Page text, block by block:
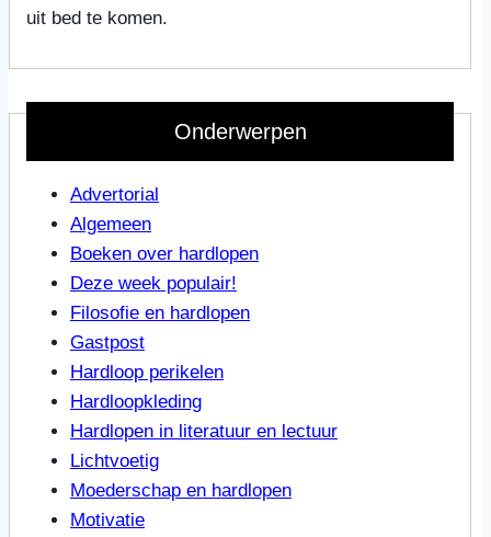
uit bed te komen.
Onderwerpen
Advertorial
Algemeen
Boeken over hardlopen
Deze week populair!
Filosofie en hardlopen
Gastpost
Hardloop perikelen
Hardloopkleding
Hardlopen in literatuur en lectuur
Lichtvoetig
Moederschap en hardlopen
Motivatie